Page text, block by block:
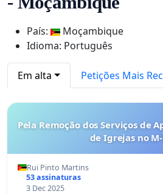
País:
Moçambique
Idioma: Português
Em alta Petições Mais
Pela Remoção dos Serviços de
de Igrejas no M-
Rui Pinto Martins
53 assinaturas
3 Dec 2025